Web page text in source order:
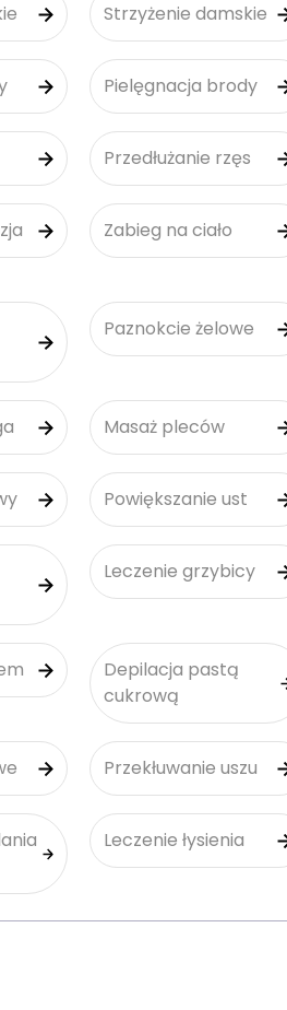
Strzyżenie damskie
Pielęgnacja brody
Przedłużanie rzęs
Zabieg na ciało
Paznokcie żelowe
Masaż pleców
Powiększanie ust
Leczenie grzybicy
Depilacja pastą
cukrową
Przekłuwanie uszu
Leczenie łysienia